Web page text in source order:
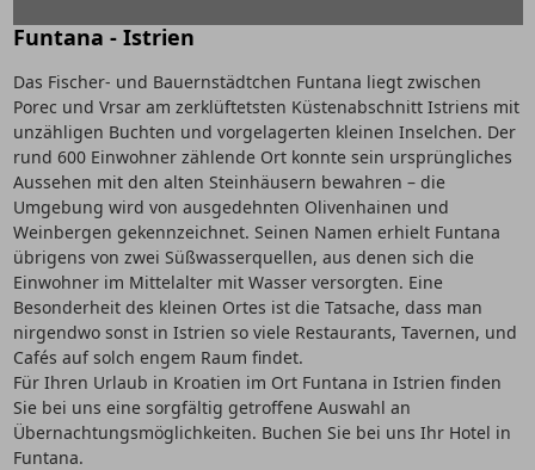
Funtana - Istrien
Das Fischer- und Bauernstädtchen Funtana liegt zwischen
Porec und Vrsar am zerklüftetsten Küstenabschnitt Istriens mit
unzähligen Buchten und vorgelagerten kleinen Inselchen. Der
rund 600 Einwohner zählende Ort konnte sein ursprüngliches
Aussehen mit den alten Steinhäusern bewahren – die
Umgebung wird von ausgedehnten Olivenhainen und
Weinbergen gekennzeichnet. Seinen Namen erhielt Funtana
übrigens von zwei Süßwasserquellen, aus denen sich die
Einwohner im Mittelalter mit Wasser versorgten. Eine
Besonderheit des kleinen Ortes ist die Tatsache, dass man
nirgendwo sonst in Istrien so viele Restaurants, Tavernen, und
Cafés auf solch engem Raum findet.
Für Ihren Urlaub in Kroatien im Ort Funtana in Istrien finden
Sie bei uns eine sorgfältig getroffene Auswahl an
Übernachtungsmöglichkeiten. Buchen Sie bei uns Ihr Hotel in
Funtana.